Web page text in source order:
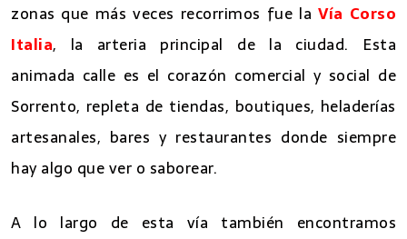
zonas que más veces recorrimos fue la Vía Corso
Italia, la arteria principal de la ciudad. Esta
animada calle es el corazón comercial y social de
Sorrento, repleta de tiendas, boutiques, heladerías
artesanales, bares y restaurantes donde siempre
hay algo que ver o saborear.
A lo largo de esta vía también encontramos